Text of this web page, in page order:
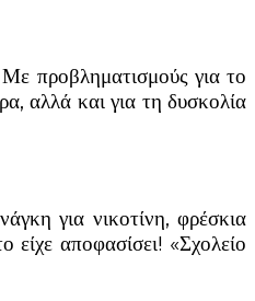
προβληματισμούς για το
αλλά και για τη δυσκολία
για νικοτίνη, φρέσκια
αποφασίσει! «Σχολείο